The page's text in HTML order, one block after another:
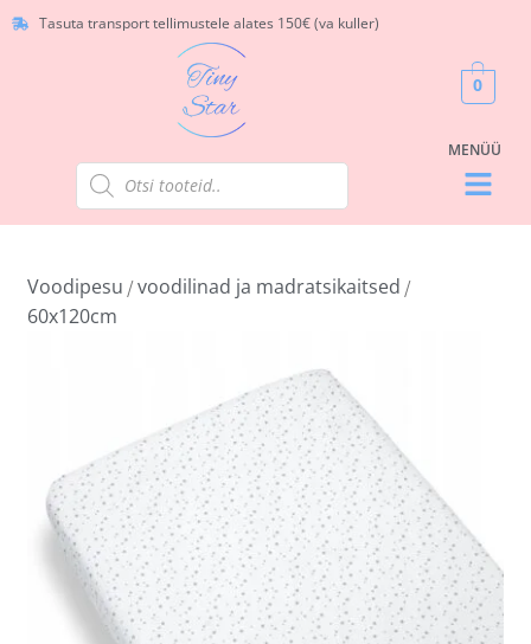
Tasuta transport tellimustele alates 150€ (va kuller)
0
Voodipesu /voodilinad ja madratsikaitsed /
60x120cm